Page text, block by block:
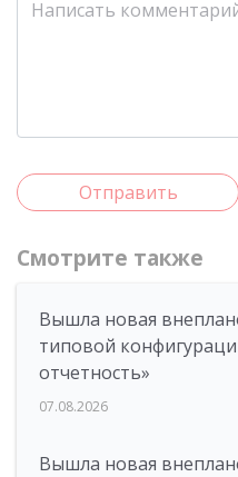
Отправить
Смотрите также
Вышла новая
типовой
отчетность»
07.08.2026
Вышла новая